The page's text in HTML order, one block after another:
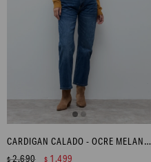
CARDIGAN CALADO - OCRE MELANGE
$2.690 $ 1.499